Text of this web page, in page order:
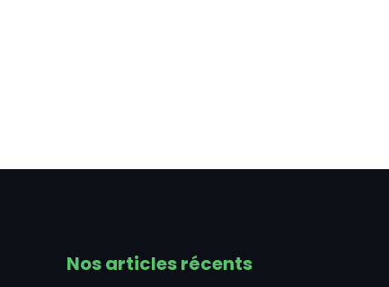
Nos articles récents